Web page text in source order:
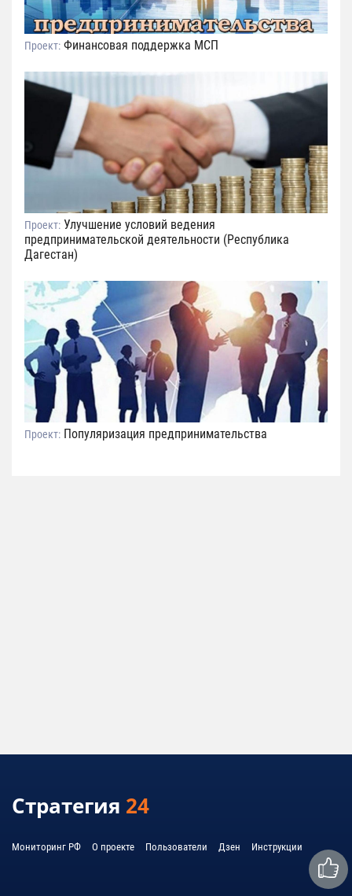
Проект: Финансовая поддержка МСП
Проект: Улучшение условий ведения
предпринимательской деятельности (Республика
Дагестан)
Проект: Популяризация предпринимательства
Стратегия 24
Мониторинг РФ О проекте Пользователи Дзен Инструкции